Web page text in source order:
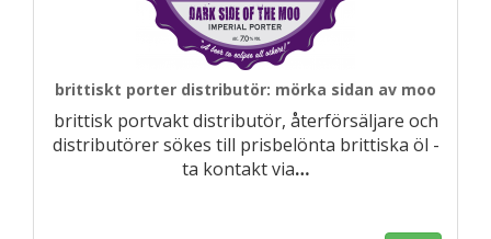
brittiskt porter distributör: mörka sidan av moo
brittisk portvakt distributör, återförsäljare och
distributörer sökes till prisbelönta brittiska öl -
ta kontakt via…